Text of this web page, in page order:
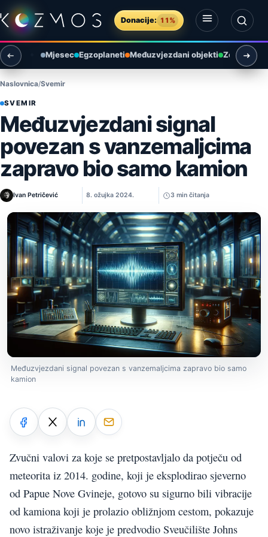
Preskoči na sadržaj
Donacije: 11%
Otvori izbornik
Otvori pretragu
Mjesec Egzoplaneti Međuzvjezdani objekti Zemlja i
Naslovnica Svemir
SVEMIR
Međuzvjezdani signal
povezan s vanzemaljcima
zapravo bio samo kamion
Ivan Petričević 8. ožujka 2024. 3 min čitanja
Međuzvjezdani signal povezan s vanzemaljcima zapravo bio samo
kamion
Zvučni valovi za koje se pretpostavljalo da potječu od
meteorita iz 2014. godine, koji je eksplodirao sjeverno
od Papue Nove Gvineje, gotovo su sigurno bili vibracije
od kamiona koji je prolazio obližnjom cestom, pokazuje
novo istraživanje koje je predvodio Sveučilište Johns